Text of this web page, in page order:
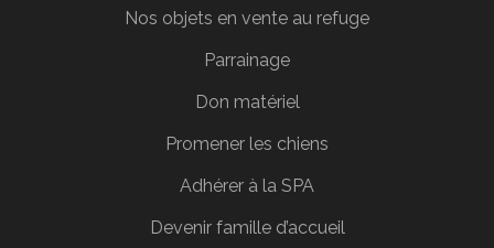
Nos objets en vente au refuge
Parrainage
Don matériel
Promener les chiens
Adhérer à la SPA
Devenir famille d’accueil